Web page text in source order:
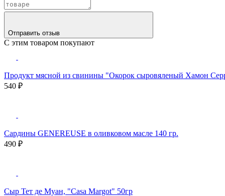
Отправить отзыв
С этим товаром покупают
Продукт мясной из свинины "Окорок сыровяленый Хамон
540 ₽
Сардины GENEREUSE в оливковом масле 140 гр.
490 ₽
Сыр Тет де Муан, "Casa Margot" 50гр